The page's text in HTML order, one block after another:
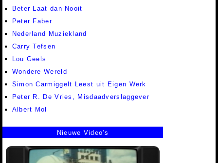
Beter Laat dan Nooit
Peter Faber
Nederland Muziekland
Carry Tefsen
Lou Geels
Wondere Wereld
Simon Carmiggelt Leest uit Eigen Werk
Peter R. De Vries, Misdaadverslaggever
Albert Mol
Nieuwe Video's